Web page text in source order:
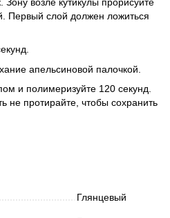
Первый слой должен ложиться
апельсиновой палочкой.
и полимеризуйте 120 секунд.
не протирайте, чтобы сохранить
Глянцевый